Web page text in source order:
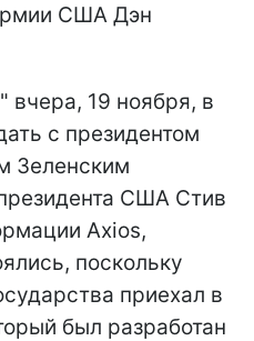
США Дэн
19 ноября, в
с президентом
Зеленским
США Стив
Axios,
поскольку
приехал в
был разработан